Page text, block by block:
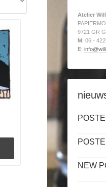
Atelier
9721 GR
M: 06 -
E:
NEW